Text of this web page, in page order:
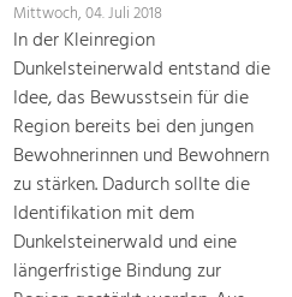
Mittwoch, 04. Juli 2018
In der Kleinregion
Dunkelsteinerwald entstand die
Idee, das Bewusstsein für die
Region bereits bei den jungen
Bewohnerinnen und Bewohnern
zu stärken. Dadurch sollte die
Identifikation mit dem
Dunkelsteinerwald und eine
längerfristige Bindung zur